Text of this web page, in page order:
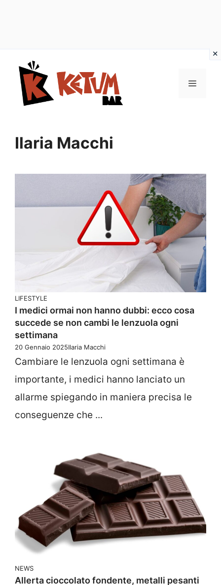
contenuto
Menu
Ilaria Macchi
LIFESTYLE
I medici ormai non hanno dubbi: ecco cosa
succede se non cambi le lenzuola ogni
settimana
20 Gennaio 2025Ilaria Macchi
Cambiare le lenzuola ogni settimana è
importante, i medici hanno lanciato un
allarme spiegando in maniera precisa le
conseguenze che ...
NEWS
Allerta cioccolato fondente, metalli pesanti